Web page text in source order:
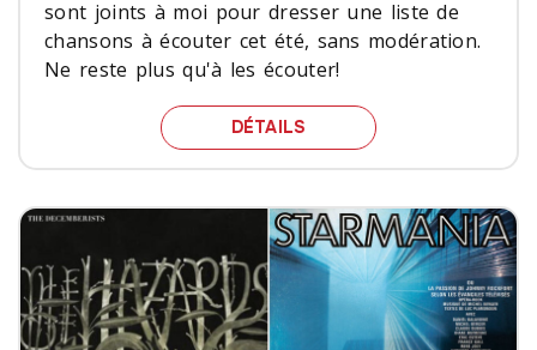
sont joints à moi pour dresser une liste de
chansons à écouter cet été, sans modération.
Ne reste plus qu'à les écouter!
DÉTAILS UNE TRAME SONORE